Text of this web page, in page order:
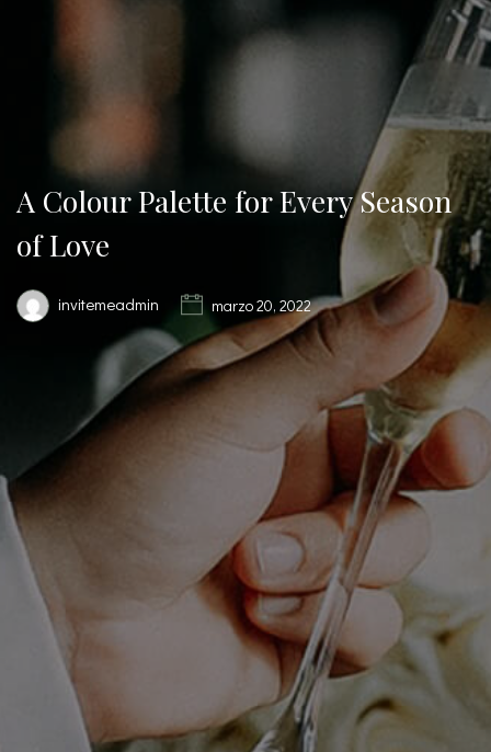
A Colour Palette for Every Season
of Love
invitemeadmin marzo 20, 2022